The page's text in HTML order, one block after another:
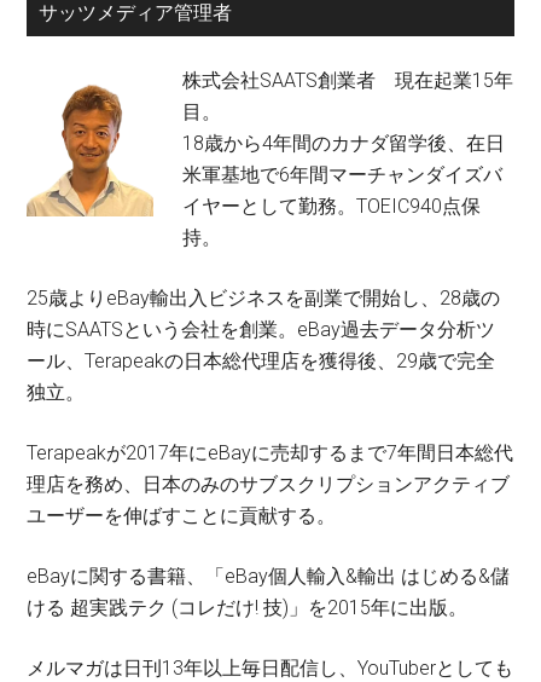
サッツメディア管理者
株式会社SAATS創業者 現在起業15年
目。
18歳から4年間のカナダ留学後、在日
米軍基地で6年間マーチャンダイズバ
イヤーとして勤務。TOEIC940点保
持。
25歳よりeBay輸出入ビジネスを副業で開始し、28歳の
時にSAATSという会社を創業。eBay過去データ分析ツ
ール、Terapeakの日本総代理店を獲得後、29歳で完全
独立。
Terapeakが2017年にeBayに売却するまで7年間日本総代
理店を務め、日本のみのサブスクリプションアクティブ
ユーザーを伸ばすことに貢献する。
eBayに関する書籍、「eBay個人輸入&輸出 はじめる&儲
ける 超実践テク (コレだけ! 技)」を2015年に出版。
メルマガは日刊13年以上毎日配信し、YouTuberとしても